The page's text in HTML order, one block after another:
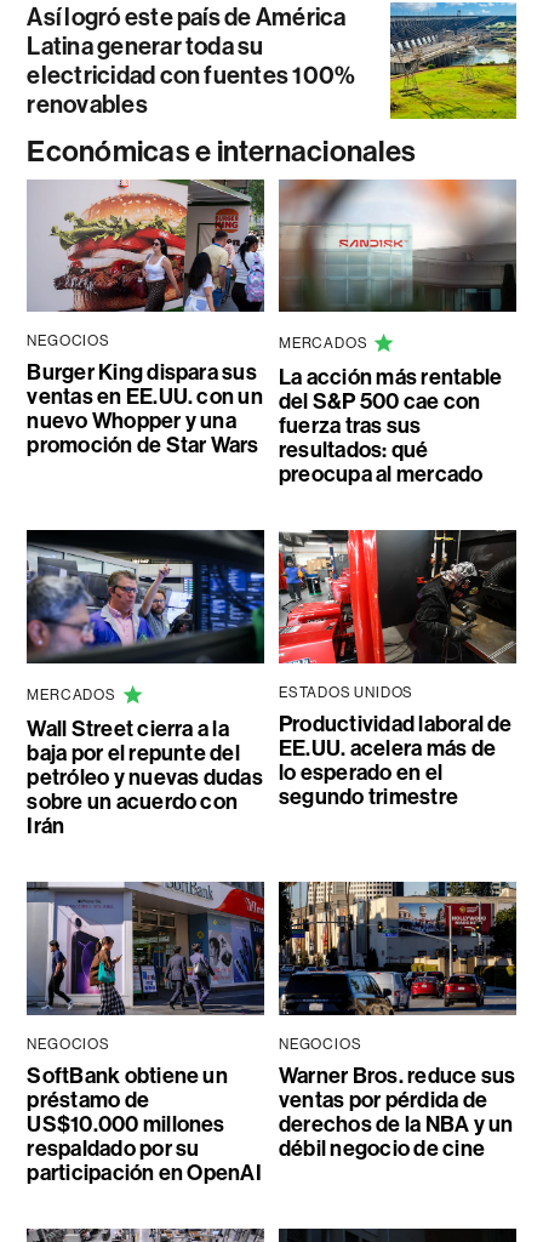
Así logró este país de América
Latina generar toda su
electricidad con fuentes 100%
renovables
Económicas e internacionales
NEGOCIOS
Burger King dispara sus
ventas en EE.UU. con un
nuevo Whopper y una
promoción de Star Wars
MERCADOS
La acción más rentable
del S&P 500 cae con
fuerza tras sus
resultados: qué
preocupa al mercado
MERCADOS
Wall Street cierra a la
baja por el repunte del
petróleo y nuevas dudas
sobre un acuerdo con
Irán
ESTADOS UNIDOS
Productividad laboral de
EE.UU. acelera más de
lo esperado en el
segundo trimestre
NEGOCIOS
SoftBank obtiene un
préstamo de
US$10.000 millones
respaldado por su
participación en OpenAI
NEGOCIOS
Warner Bros. reduce sus
ventas por pérdida de
derechos de la NBA y un
débil negocio de cine